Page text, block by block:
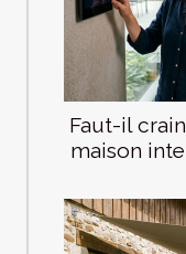
Faut-il
maison